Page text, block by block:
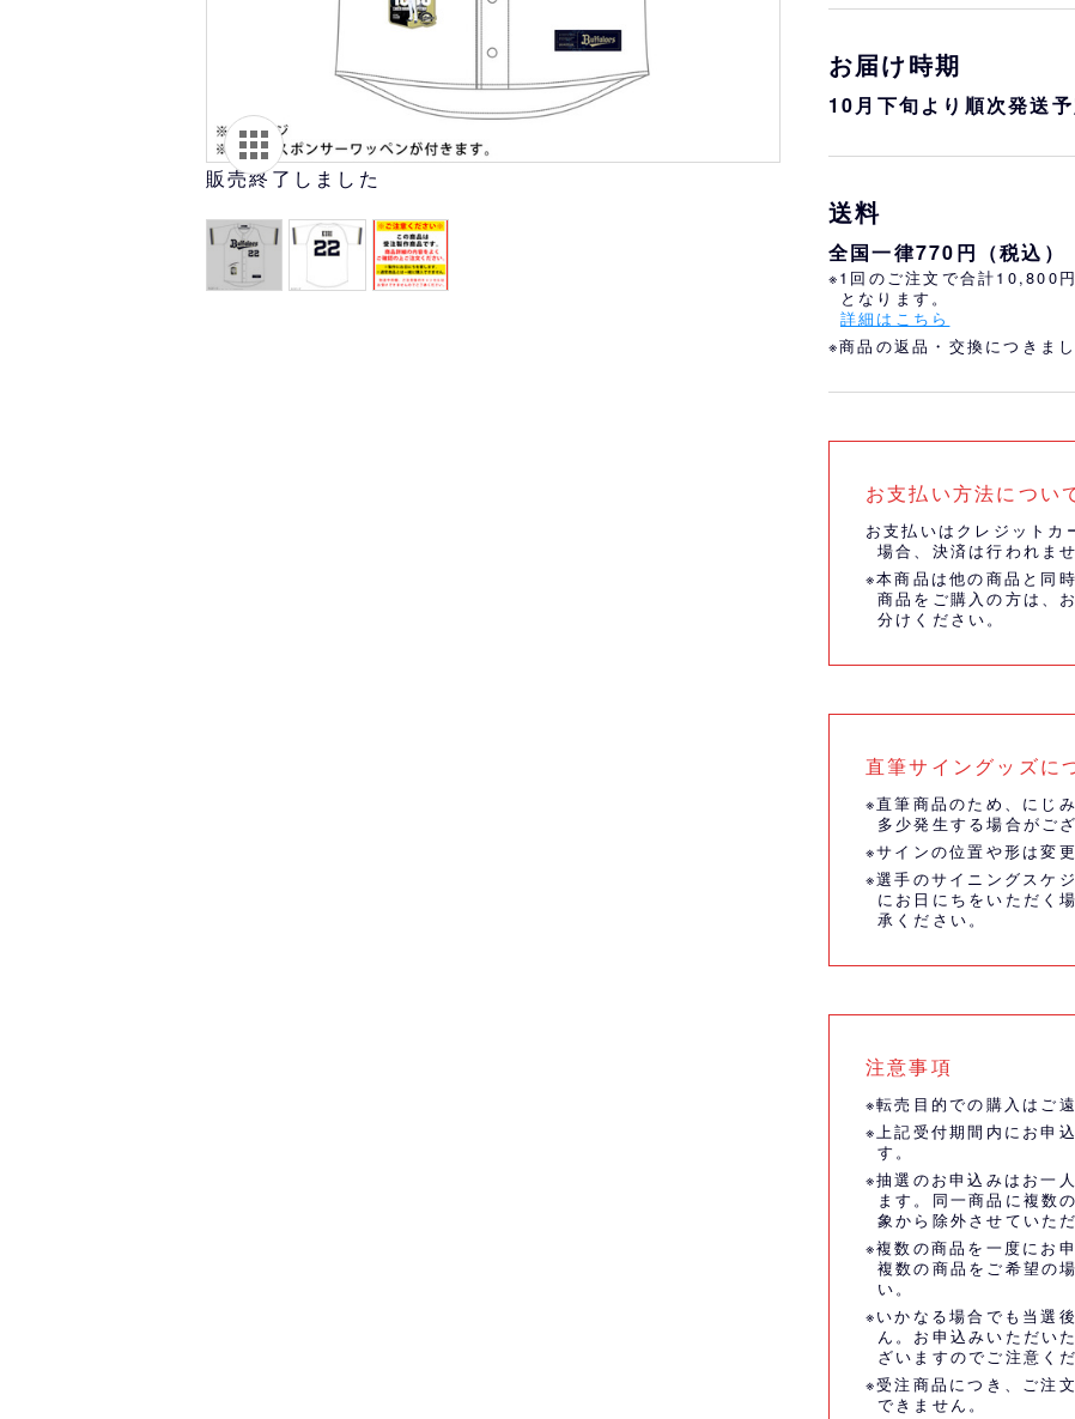
販売終了しました
お届け時期
10月下旬より順次発送予
送料
全国一律770円（税込）
※1回のご注文で合計10,800
となります。
詳細はこちら
※商品の返品・交換につきま
お支払い方法につい
お支払いはクレジットカ
場合、決済は行われませ
※本商品は他の商品と同
商品をご購入の方は、
分けください。
直筆サイングッズに
※直筆商品のため、にじ
多少発生する場合がご
※サインの位置や形は変
※選手のサイニングスケ
にお日にちをいただく
承ください。
注意事項
※転売目的での購入はご
※上記受付期間内にお申
す。
※抽選のお申込みはお一
ます。同一商品に複数
象から除外させていただ
※複数の商品を一度にお
複数の商品をご希望の
い。
※いかなる場合でも当選
ん。お申込みいただい
ざいますのでご注意くだ
※受注商品につき、ご注
できません。